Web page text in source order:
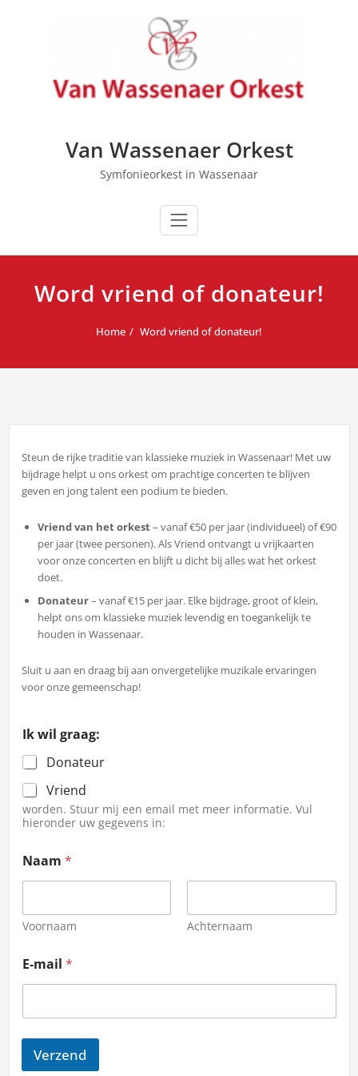
Van Wassenaer Orkest
Symfonieorkest in Wassenaar
Word vriend of donateur!
Home Word vriend of donateur!
Steun de rijke traditie van klassieke muziek in Wassenaar! Met uw
bijdrage helpt u ons orkest om prachtige concerten te blijven
geven en jong talent een podium te bieden.
Vriend van het orkest– vanaf €50 per jaar (individueel) of €90
per jaar (twee personen). Als Vriend ontvangt u vrijkaarten
voor onze concerten en blijft u dicht bij alles wat het orkest
doet.
Donateur– vanaf €15 per jaar. Elke bijdrage, groot of klein,
helpt ons om klassieke muziek levendig en toegankelijk te
houden in Wassenaar.
Sluit u aan en draag bij aan onvergetelijke muzikale ervaringen
voor onze gemeenschap!
Ik wil graag:
Donateur
Vriend
worden. Stuur mij een email met meer informatie. Vul
hieronder uw gegevens in:
Naam *
Voornaam Achternaam
E-mail *
Verzend